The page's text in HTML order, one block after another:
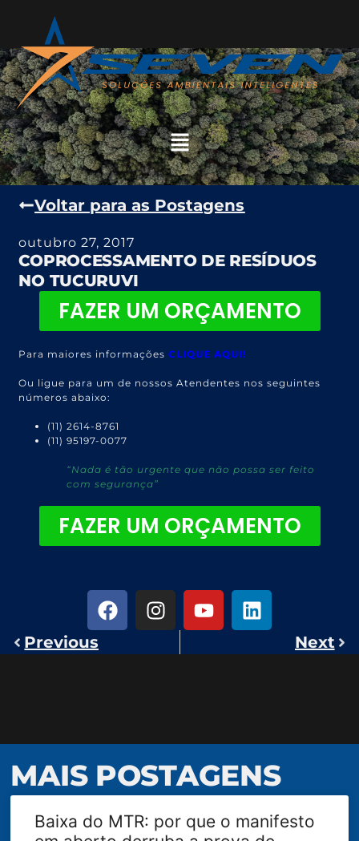
Voltar para as Postagens
outubro 27, 2017
COPROCESSAMENTO DE RESÍDUOS
NO TUCURUVI
FAZER UM ORÇAMENTO
Para maiores informaçõesCLIQUE AQUI!
Ou ligue para um de nossos Atendentes nos seguintes
números abaixo:
(11) 2614-8761
(11) 95197-0077
“Nada é tão urgente que não possa ser feito
com segurança”
FAZER UM ORÇAMENTO
Previous Next
MAIS POSTAGENS
Baixa do MTR: por que o manifesto